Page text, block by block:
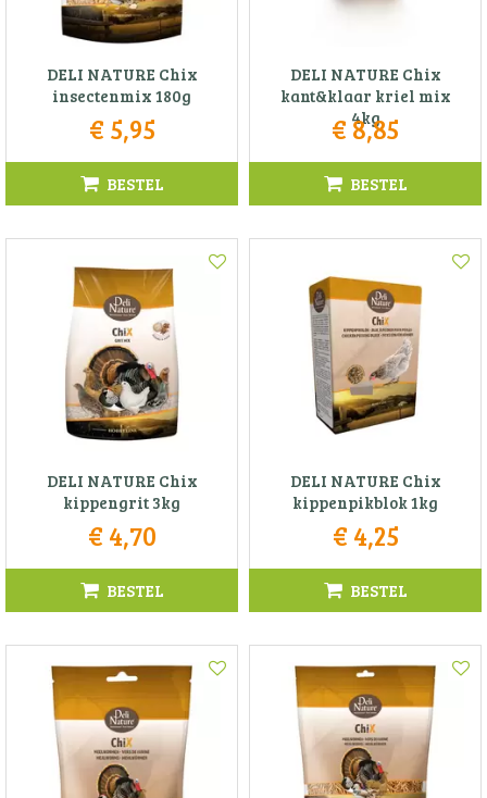
DELI NATURE Chix
insectenmix 180g
€ 5,95
BESTEL
DELI NATURE Chix
kant&klaar kriel mix
4kg
€8,85
BESTEL
DELI NATURE Chix
kippengrit 3kg
€ 4,70
BESTEL
DELI NATURE Chix
kippenpikblok 1kg
€ 4,25
BESTEL